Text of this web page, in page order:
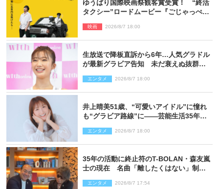
ゆうばり国際映画祭観客賞受賞！ “終活
タクシー”ロードムービー『ごじゃっぺタ
映画 2026/8/7 18:00
生放送で降板直訴から6年…人気グラドル
が最新グラビア告知 未だ衰えぬ抜群ス
エンタメ 2026/8/7 18:00
井上晴美51歳、“可愛いアイドル”に憧れ
も“グラビア路線”に――芸能生活35年を
エンタメ 2026/8/7 18:00
35年の活動に終止符のT-BOLAN・森友嵐
士の現在 名曲「離したくはない」制作
エンタメ 2026/8/7 17:54